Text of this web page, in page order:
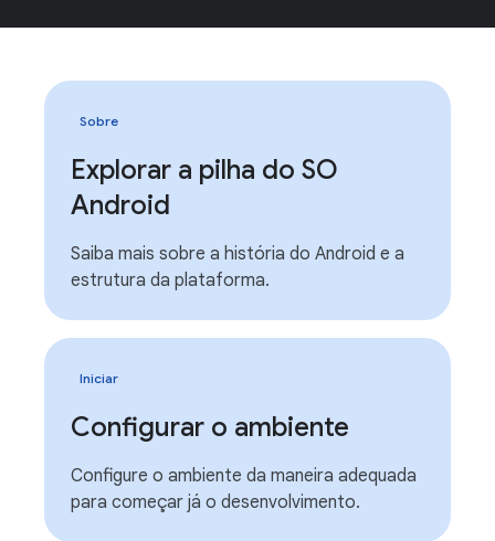
Sobre
Explorar a pilha do SO
Android
Saiba mais sobre a história do Android e a
estrutura da plataforma.
Iniciar
Configurar o ambiente
Configure o ambiente da maneira adequada
para começar já o desenvolvimento.